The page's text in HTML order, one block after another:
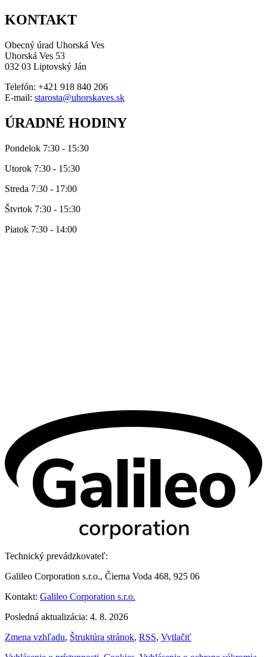
KONTAKT
Obecný úrad Uhorská Ves
Uhorská Ves 53
032 03 Liptovský Ján
Telefón: +421 918 840 206
E-mail: starosta@uhorskaves.sk
ÚRADNÉ HODINY
Pondelok 7:30 - 15:30
Utorok 7:30 - 15:30
Streda 7:30 - 17:00
Štvrtok 7:30 - 15:30
Piatok 7:30 - 14:00
Technický prevádzkovateľ:
Galileo Corporation s.r.o., Čierna Voda 468, 925 06
Kontakt: Galileo Corporation s.r.o.
Posledná aktualizácia: 4. 8. 2026
Zmena vzhľadu, Štruktúra stránok, RSS, Vytlačiť